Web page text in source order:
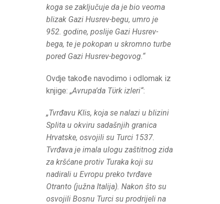
koga se zaključuje da je bio veoma
blizak Gazi Husrev-begu, umro je
952. godine, poslije Gazi Husrev-
bega, te je pokopan u skromno turbe
pored Gazi Husrev-begovog.“
Ovdje takođe navodimo i odlomak iz
knjige: „Avrupa’da Tϋrk izleri“:
„Tvrđavu Klis, koja se nalazi u blizini
Splita u okviru sadašnjih granica
Hrvatske, osvojili su Turci 1537.
Tvrđava je imala ulogu zaštitnog zida
za kršćane protiv Turaka koji su
nadirali u Evropu preko tvrđave
Otranto (južna Italija). Nakon što su
osvojili Bosnu Turci su prodrijeli na